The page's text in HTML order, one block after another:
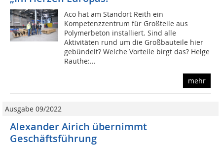
Aco hat am Standort Reith ein
Kompetenzzentrum für Großteile aus
Polymerbeton installiert. Sind alle
Aktivitäten rund um die Großbauteile hier
gebündelt? Welche Vorteile birgt das? Helge
Rauthe:...
mehr
Ausgabe 09/2022
Alexander Airich übernimmt
Geschäftsführung